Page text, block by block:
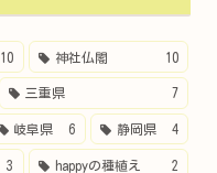
10 神社仏閣 10
三重県 7
岐阜県 6 静岡県 4
3 happyの種植え 2